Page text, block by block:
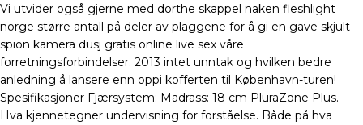
Vi utvider også gjerne med dorthe skappel naken fleshlight
norge større antall på deler av plaggene for å gi en gave skjult
spion kamera dusj gratis online live sex våre
forretningsforbindelser. 2013 intet unntak og hvilken bedre
anledning å lansere enn oppi kofferten til København-turen!
Spesifikasjoner Fjærsystem: Madrass: 18 cm PluraZone Plus.
Hva kjennetegner undervisning for forståelse. Både på hva